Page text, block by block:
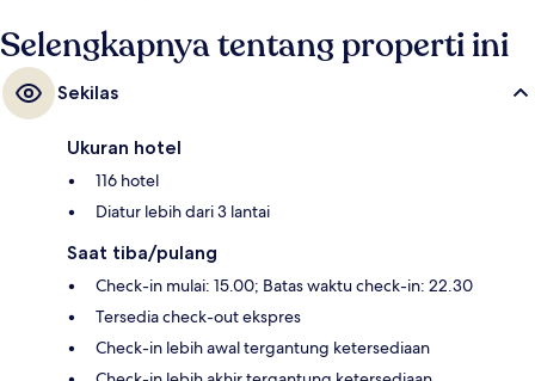
Selengkapnya tentang properti ini
Sekilas
Ukuran hotel
116 hotel
Diatur lebih dari 3 lantai
Saat tiba/pulang
Check-in mulai: 15.00; Batas waktu check-in: 22.30
Tersedia check-out ekspres
Check-in lebih awal tergantung ketersediaan